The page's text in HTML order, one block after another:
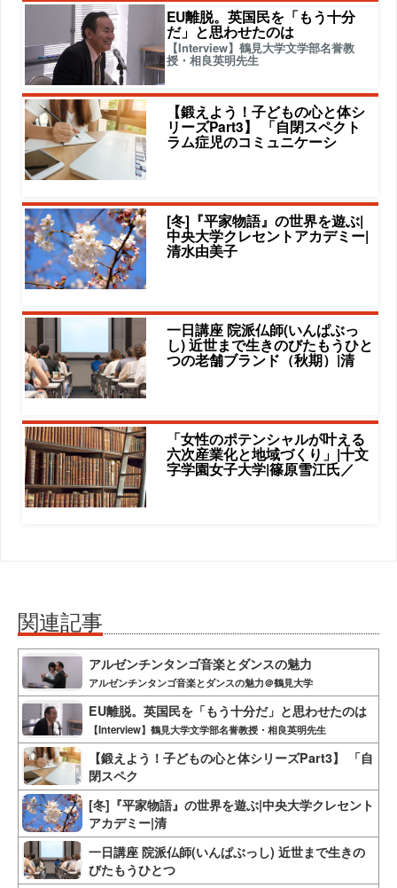
EU離脱。英国民を「もう十分
だ」と思わせたのは
【Interview】鶴見大学文学部名誉教
授・相良英明先生
【鍛えよう！子どもの心と体シ
リーズPart3】 「自閉スペクト
ラム症児のコミュニケーシ
[冬]『平家物語』の世界を遊ぶ|
中央大学クレセントアカデミー|
清水由美子
一日講座 院派仏師(いんぱぶっ
し) 近世まで生きのびたもうひと
つの老舗ブランド（秋期）|清
「女性のポテンシャルが叶える
六次産業化と地域づくり」|十文
字学園女子大学|篠原雪江氏／
関連記事
アルゼンチンタンゴ音楽とダンスの魅力
アルゼンチンタンゴ音楽とダンスの魅力＠鶴見大学
EU離脱。英国民を「もう十分だ」と思わせたのは
【Interview】鶴見大学文学部名誉教授・相良英明先生
【鍛えよう！子どもの心と体シリーズPart3】 「自
閉スペク
[冬]『平家物語』の世界を遊ぶ|中央大学クレセント
アカデミー|清
一日講座 院派仏師(いんぱぶっし) 近世まで生きの
びたもうひとつ